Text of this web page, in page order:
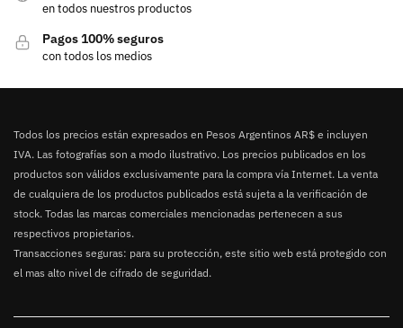
en todos nuestros productos
Pagos 100% seguros
con todos los medios
Todos los precios están expresados en Pesos Argentinos AR$ e incluyen
IVA. Las fotografías son a modo ilustrativo. Los precios publicados en los
productos son válidos exclusivamente para la compra vía Internet. La venta
de cualquiera de los productos publicados está sujeta a la verificación de
stock. Todas las marcas comerciales mencionadas pertenecen a sus
respectivos propietarios.
Transacciones seguras: para su protección, este sitio web está protegido con
el mas alto nivel de cifrado de seguridad.